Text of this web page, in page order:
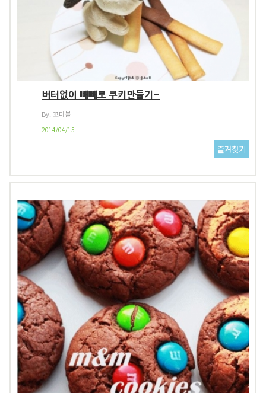
버터없이 빼빼로 쿠키만들기~
By. 꼬마볼
2014/04/15